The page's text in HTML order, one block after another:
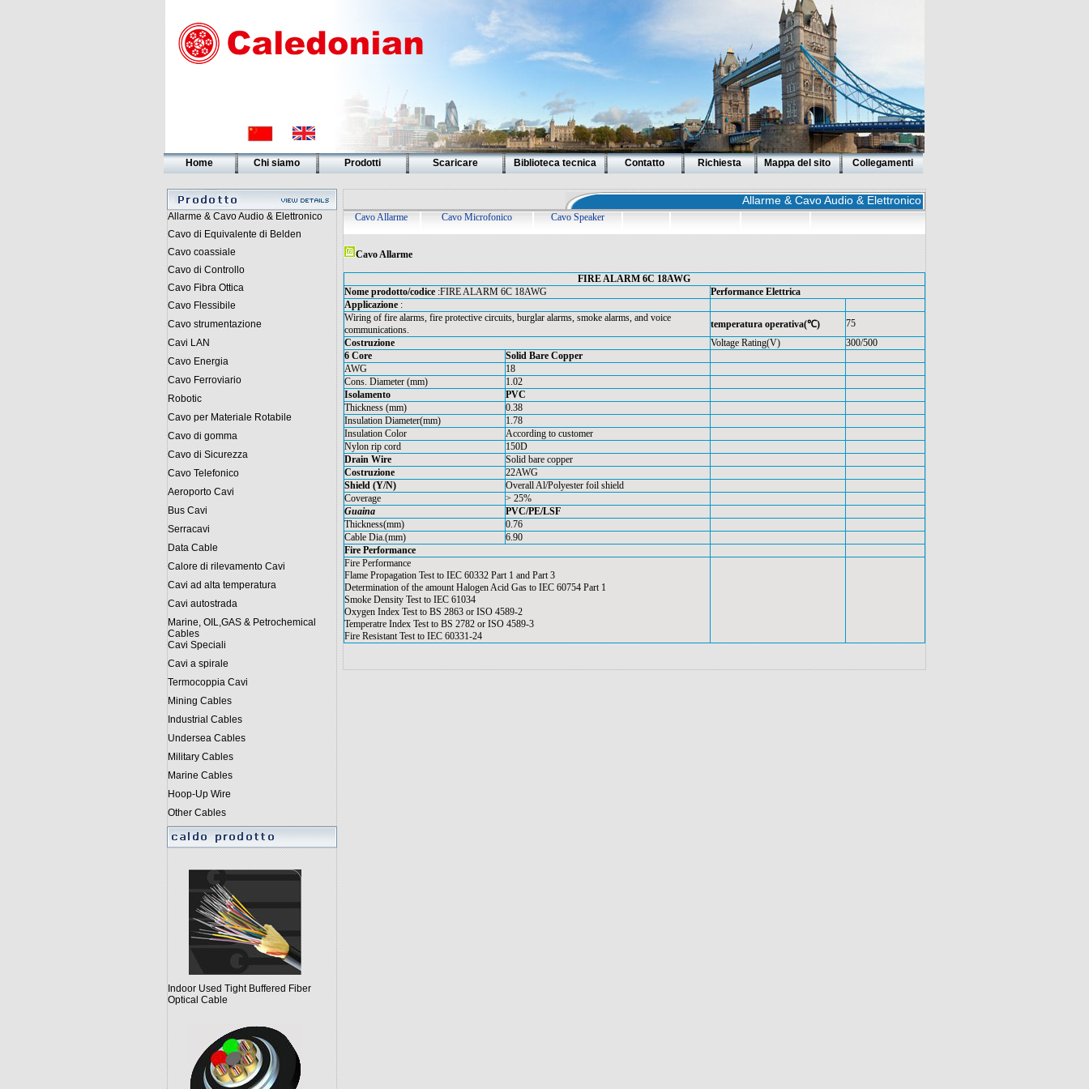
Home Chi siamo Prodotti Scaricare Biblioteca tecnica Contatto Richiesta Mappa del sito Collegamenti
Allarme & Cavo Audio & Elettronico
Cavo di Equivalente di Belden
Cavo coassiale
Cavo di Controllo
Cavo Fibra Ottica
Cavo Flessibile
Cavo strumentazione
Cavi LAN
Cavo Energia
Cavo Ferroviario
Robotic
Cavo per Materiale Rotabile
Cavo di gomma
Cavo di Sicurezza
Cavo Telefonico
Aeroporto Cavi
Bus Cavi
Serracavi
Data Cable
Calore di rilevamento Cavi
Cavi ad alta temperatura
Cavi autostrada
Marine, OIL,GAS & Petrochemical
Cables
Cavi Speciali
Cavi a spirale
Termocoppia Cavi
Mining Cables
Industrial Cables
Undersea Cables
Military Cables
Marine Cables
Hoop-Up Wire
Other Cables
Indoor Used Tight Buffered Fiber
Optical Cable
Allarme & Cavo Audio & Elettronico
Cavo Allarme Cavo Microfonico Cavo Speaker
Cavo Allarme
FIRE ALARM 6C 18AWG
Nome prodotto/codice:FIRE ALARM 6C 18AWG
Performance Elettrica
Applicazione:
Wiring of fire alarms, fire protective circuits, burglar alarms, smoke alarms, and voice
communications.
temperatura operativa(℃)
75
Costruzione
Voltage Rating(V)
300/500
6 Core
Solid Bare Copper
AWG
18
Cons. Diameter (mm)
1.02
Isolamento
PVC
Thickness (mm)
0.38
Insulation Diameter(mm)
1.78
Insulation Color
According to customer
Nylon rip cord
150D
Drain Wire
Solid bare copper
Costruzione
22AWG
Shield (Y/N)
Overall Al/Polyester foil shield
Coverage
> 25%
Guaina
PVC/PE/LSF
Thickness(mm)
0.76
Cable Dia.(mm)
6.90
Fire Performance
Fire Performance
Flame Propagation Test to IEC 60332 Part 1 and Part 3
Determination of the amount Halogen Acid Gas to IEC 60754 Part 1
Smoke Density Test to IEC 61034
Oxygen Index Test to BS 2863 or ISO 4589-2
Temperatre Index Test to BS 2782 or ISO 4589-3
Fire Resistant Test to IEC 60331-24